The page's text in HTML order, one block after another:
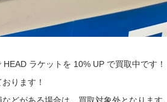
ラケットを 10% UP で買取中です！
ります！